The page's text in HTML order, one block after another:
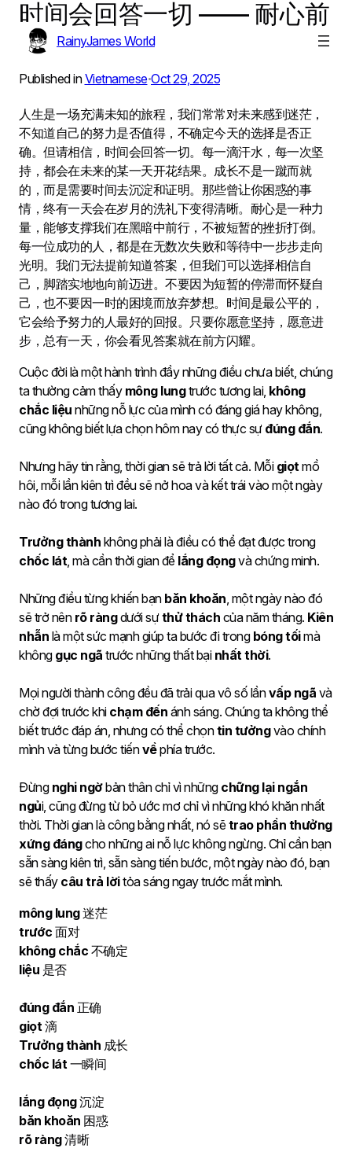
Skip
content
RainyJames World
时间会回答一切 —— 耐心前
行
Published inVietnamese•Oct 29, 2025
人生是一场充满未知的旅程，我们常常对未来感到迷茫，
不知道自己的努力是否值得，不确定今天的选择是否正
确。但请相信，时间会回答一切。每一滴汗水，每一次坚
持，都会在未来的某一天开花结果。成长不是一蹴而就
的，而是需要时间去沉淀和证明。那些曾让你困惑的事
情，终有一天会在岁月的洗礼下变得清晰。耐心是一种力
量，能够支撑我们在黑暗中前行，不被短暂的挫折打倒。
每一位成功的人，都是在无数次失败和等待中一步步走向
光明。我们无法提前知道答案，但我们可以选择相信自
己，脚踏实地地向前迈进。不要因为短暂的停滞而怀疑自
己，也不要因一时的困境而放弃梦想。时间是最公平的，
它会给予努力的人最好的回报。只要你愿意坚持，愿意进
步，总有一天，你会看见答案就在前方闪耀。
Cuộc đời là một hành trình đầy những điều chưa biết, chúng
ta thường cảm thấy mông lungtrước tương lai, không
chắc liệu những nỗ lực của mình có đáng giá hay không,
cũng không biết lựa chọn hôm nay có thực sự đúng đắn.
Nhưng hãy tin rằng, thời gian sẽ trả lời tất cả. Mỗi giọtmồ
hôi, mỗi lần kiên trì đều sẽ nở hoa và kết trái vào một ngày
nào đó trong tương lai.
Trưởng thành không phải là điều có thể đạt được trong
chốc lát, mà cần thời gian để lắng đọngvà chứng minh.
Những điều từng khiến bạnbăn khoăn, một ngày nào đó
sẽ trở nên rõ ràngdưới sựthử thách của năm tháng. Kiên
nhẫn là một sức mạnh giúp ta bước đi trongbóng tốimà
khônggục ngã trước những thất bại nhất thời.
Mọi người thành công đều đã trải qua vô số lầnvấp ngã và
chờ đợi trước khichạm đến ánh sáng. Chúng ta không thể
biết trước đáp án, nhưng có thể chọntin tưởngvào chính
mình và từng bước tiếnvềphía trước.
Đừng nghi ngờbản thân chỉ vì những chững lại ngắn
ngủi, cũng đừng từ bỏ ước mơ chỉ vì những khó khăn nhất
thời. Thời gian là công bằng nhất, nó sẽtrao phần thưởng
xứng đángcho những ai nỗ lực không ngừng. Chỉ cần bạn
sẵn sàng kiên trì, sẵn sàng tiến bước, một ngày nào đó, bạn
sẽ thấycâu trả lờitỏa sáng ngay trước mắt mình.
mông lung迷茫
trước 面对
không chắc 不确定
liệu 是否
đúng đắn 正确
giọt滴
Trưởng thành 成长
chốc lát一瞬间
lắng đọng沉淀
băn khoăn 困惑
rõ ràng清晰